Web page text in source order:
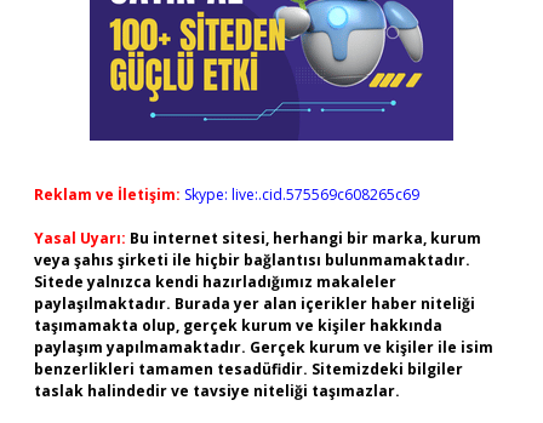
Reklam ve İletişim: Skype: live:.cid.575569c608265c69
Yasal Uyarı: Bu internet sitesi, herhangi bir marka, kurum
veya şahıs şirketi ile hiçbir bağlantısı bulunmamaktadır.
Sitede yalnızca kendi hazırladığımız makaleler
paylaşılmaktadır. Burada yer alan içerikler haber niteliği
taşımamakta olup, gerçek kurum ve kişiler hakkında
paylaşım yapılmamaktadır. Gerçek kurum ve kişiler ile isim
benzerlikleri tamamen tesadüfidir. Sitemizdeki bilgiler
taslak halindedir ve tavsiye niteliği taşımazlar.